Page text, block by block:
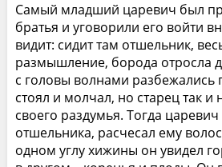
Самый младший царевич был
братья и уговорили его войти
видит: сидит там отшельник,
размышление, борода отросла
с головы волнами разбежались
стоял и молчал, но старец так и
своего раздумья. Тогда
отшельника, расчесал ему
одном углу хижины он увидел